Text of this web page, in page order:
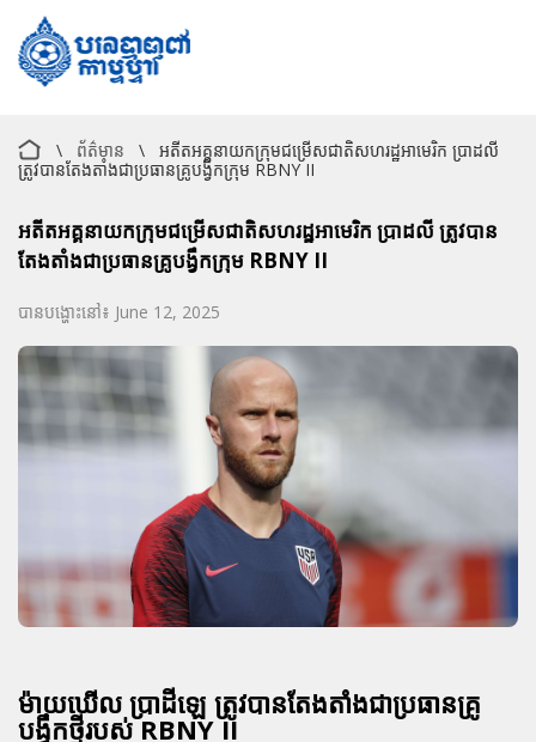
\ ព័ត៌មាន \
អតីតអគ្គនាយកក្រុមជម្រើសជាតិសហរដ្ឋអាមេរិក ប្រាដលី
ត្រូវបានតែងតាំងជាប្រធានគ្រូបង្វឹកក្រុម RBNY II
អតីតអគ្គនាយកក្រុមជម្រើសជាតិសហរដ្ឋអាមេរិក ប្រាដលី ត្រូវបាន
តែងតាំងជាប្រធានគ្រូបង្វឹកក្រុម RBNY II
បានបង្ហោះនៅ៖ June 12, 2025
ម៉ាយឃើល ប្រាដីឡេ ត្រូវបានតែងតាំងជាប្រធានគ្រូ
បង្វឹកថ្មីរបស់ RBNY II